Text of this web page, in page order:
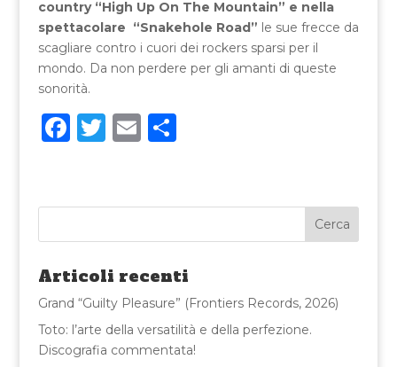
country “High Up On The Mountain” e nella
spettacolare “Snakehole Road” le sue frecce da
scagliare contro i cuori dei rockers sparsi per il
mondo. Da non perdere per gli amanti di queste
sonorità.
F
e
b
o
o
k
T
te
r
E
l
C
di
vi
di
Articoli recenti
Grand “Guilty Pleasure” (Frontiers Records, 2026)
Toto: l’arte della versatilità e della perfezione.
Discografia commentata!